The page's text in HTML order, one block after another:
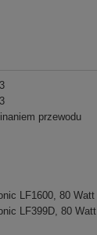
przewodu
LF1600, 80 Watt
LF399D, 80 Watt